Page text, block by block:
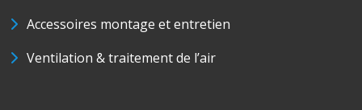
Accessoires montage et entretien
Ventilation & traitement de l’air